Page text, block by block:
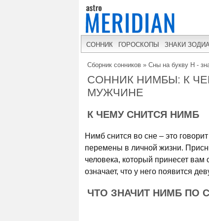
СОННИК ГОРОСКОПЫ ЗНАКИ
Сборник сонников » Сны на букву Н -
СОННИК НИМБЫ: К
МУЖЧИНЕ
К ЧЕМУ СНИТСЯ НИМБ
Нимб снится во сне – это
перемены в личной жизни.
человека, который принесет
означает, что у него появится
ЧТО ЗНАЧИТ НИМБ ПО